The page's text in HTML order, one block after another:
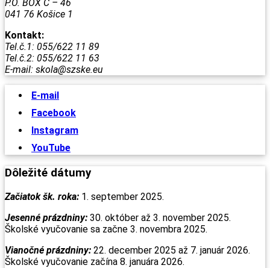
P.O. BOX C – 46
041 76 Košice 1
Kontakt:
Tel.č.1: 055/622 11 89
Tel.č.2: 055/622 11 63
E-mail: skola@szske.eu
E-mail
Facebook
Instagram
YouTube
Dôležité dátumy
Začiatok šk. roka: 1. september 2025.
Jesenné prázdniny: 30. október až 3. november 2025.
Školské vyučovanie sa začne 3. novembra 2025.
Vianočné prázdniny: 22. december 2025 až 7. január 2026.
Školské vyučovanie začína 8. januára 2026.